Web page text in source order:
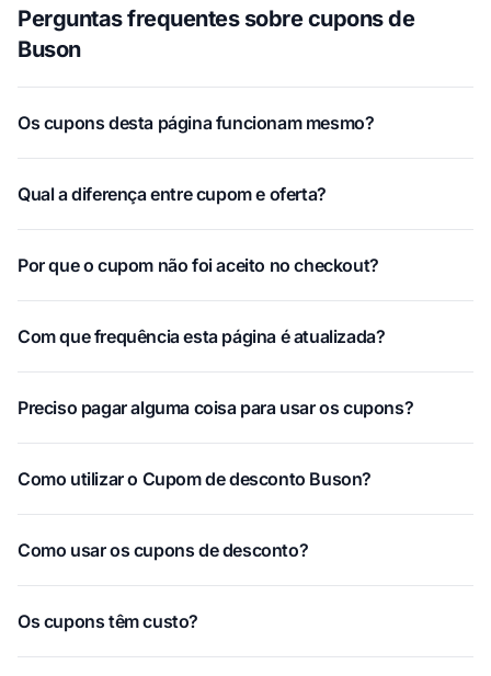
Perguntas frequentes sobre cupons de
Buson
Os cupons desta página funcionam mesmo?
Qual a diferença entre cupom e oferta?
Por que o cupom não foi aceito no checkout?
Com que frequência esta página é atualizada?
Preciso pagar alguma coisa para usar os cupons?
Como utilizar o Cupom de desconto Buson?
Como usar os cupons de desconto?
Os cupons têm custo?